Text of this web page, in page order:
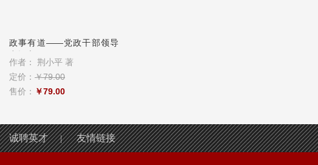
政事有道——党政干部领导
作者：
荆小平 著
定价： ￥79.00
售价： ￥79.00
诚聘英才 | 友情链接